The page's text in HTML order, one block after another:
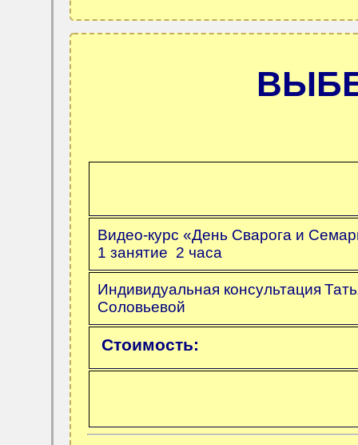
Видео-курс «День Сварога и
1 занятие 2 часа
Индивидуальная консультация
Соловьевой
Стоимость: